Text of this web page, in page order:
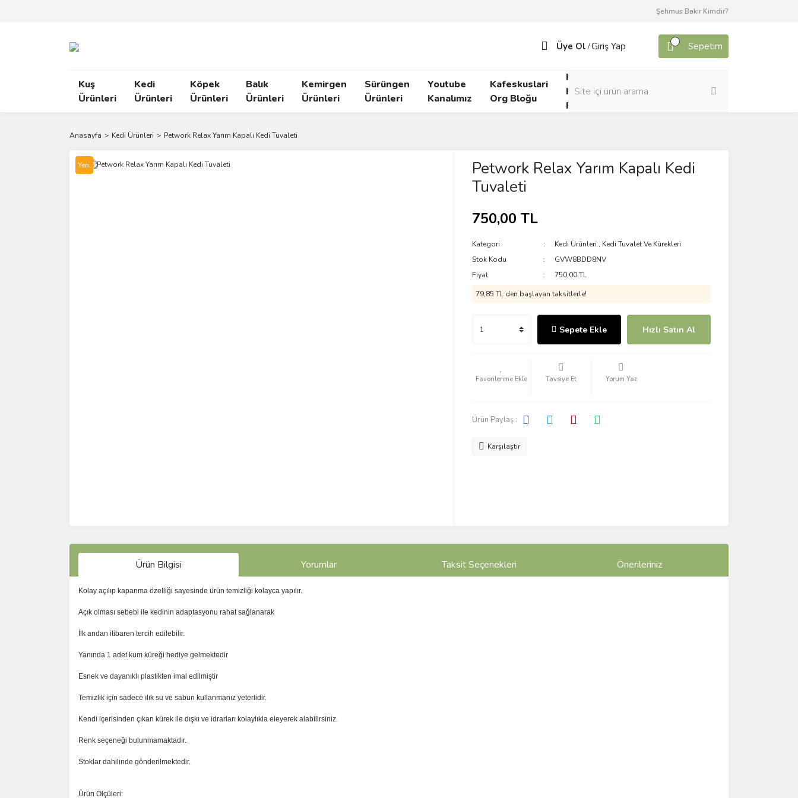
Şehmus Bakır Kimdir?
Üye Ol /Giriş Yap Sepetim
Kuş
Ürünleri
Kedi
Ürünleri
Köpek
Ürünleri
Balık
Ürünleri
Kemirgen
Ürünleri
Sürüngen
Ürünleri
Youtube
Kanalımız
Kafeskuslari
Org Bloğu
Kafes
Kuşları
Forumu
Yem
Anasayfa Kedi Ürünleri Petwork Relax Yarım Kapalı Kedi Tuvaleti
Yeni
Petwork Relax Yarım Kapalı Kedi
Tuvaleti
750,00 TL
Kategori Kedi Ürünleri , Kedi Tuvalet Ve Kürekleri
Stok Kodu
GVW8BDD8NV
Fiyat
750,00 TL
79,85 TL den başlayan taksitlerle!
Sepete Ekle Hızlı Satın Al
Tavsiye Et Yorum Yaz
Ürün Paylaş :
Karşılaştır
Ürün Bilgisi Yorumlar Taksit Seçenekleri Önerileriniz
Kolay açılıp kapanma özelliği sayesinde ürün temizliği kolayca yapılır.
Açık olması sebebi ile kedinin adaptasyonu rahat sağlanarak
İlk andan itibaren tercih edilebilir.
Yanında 1 adet kum küreği hediye gelmektedir
Esnek ve dayanıklı plastikten imal edilmiştir
Temizlik için sadece ılık su ve sabun kullanmanız yeterlidir.
Kendi içerisinden çıkan kürek ile dışkı ve idrarları kolaylıkla eleyerek alabilirsiniz.
Renk seçeneği bulunmamaktadır.
Stoklar dahilinde gönderilmektedir.
Ürün Ölçüleri: